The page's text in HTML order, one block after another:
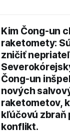
Kim Čong-un
raketomety:
zničiť
Čong-un
nových
raketometov,
kľúčovú zbraň
konflikt.